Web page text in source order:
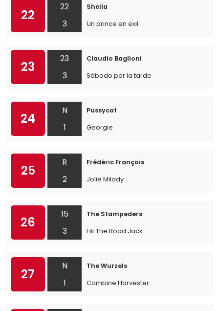
22
22
3
Sheila
Un prince en exil
23
23
3
Claudio Baglioni
Sábado por la tarde
24
N
1
Pussycat
Georgie
25
R
2
Frédéric François
Jolie Milady
26
15
3
The Stampeders
Hit The Road Jack
27
N
1
The Wurzels
Combine Harvester